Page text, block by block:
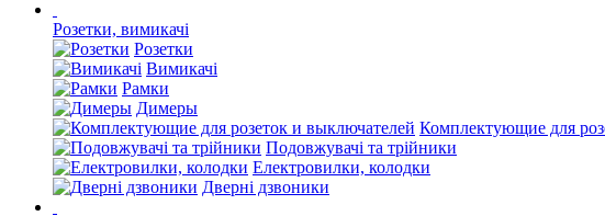
Розетки, вимикачі
Розетки
Вимикачі
Рамки
Димеры
Комплектующие для
Подовжувачі та трійники
Електровилки, колодки
Дверні дзвоники